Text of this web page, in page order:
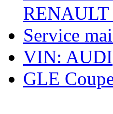
RENAULT
Service
VIN: AUDI
GLE